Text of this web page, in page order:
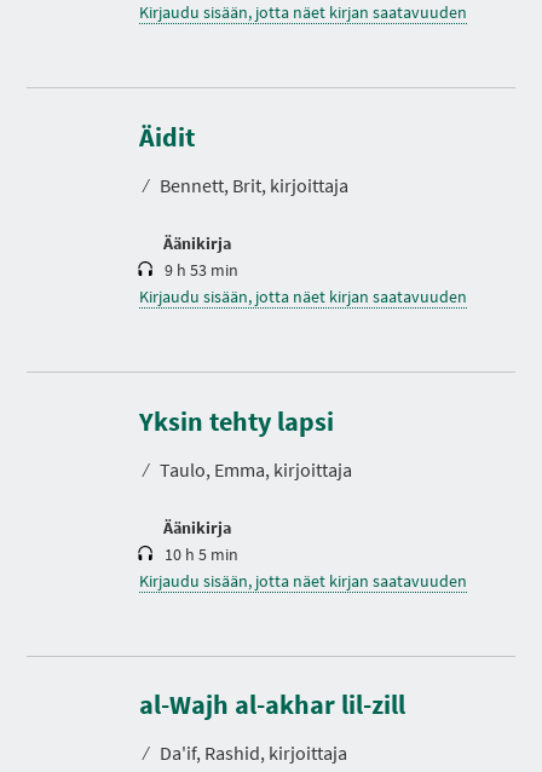
Kirjaudu sisään, jotta näet kirjan saatavuuden
Äidit
⁄ Bennett, Brit, kirjoittaja
Äänikirja
K
s
t
9 h 53 min
Kirjaudu sisään, jotta näet kirjan saatavuuden
Yksin tehty lapsi
⁄ Taulo, Emma, kirjoittaja
Äänikirja
K
s
t
10 h 5 min
Kirjaudu sisään, jotta näet kirjan saatavuuden
al-Wajh al-akhar lil-zill
⁄ Da'if, Rashid, kirjoittaja
K
s